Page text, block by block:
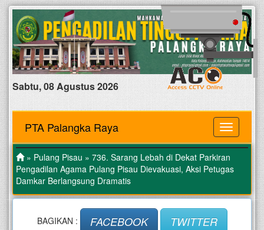
Sabtu, 08 Agustus 2026
MENU
PTA Palangka Raya
» Pulang Pisau » 736. Sarang Lebah di Dekat Parkiran
Pengadilan Agama Pulang Pisau Dievakuasi, Aksi Petugas
Damkar Berlangsung Dramatis
BAGIKAN : FACEBOOK
TWITTER